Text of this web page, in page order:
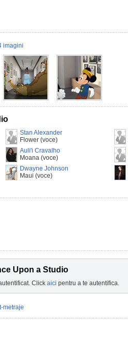
imagini
Stan Alexander
Flower (voce)
Auli'i Cravalho
Moana (voce)
Dwayne Johnson
Maui (voce)
Upon a Studio
Click aici pentru a te autentifica.
metraje